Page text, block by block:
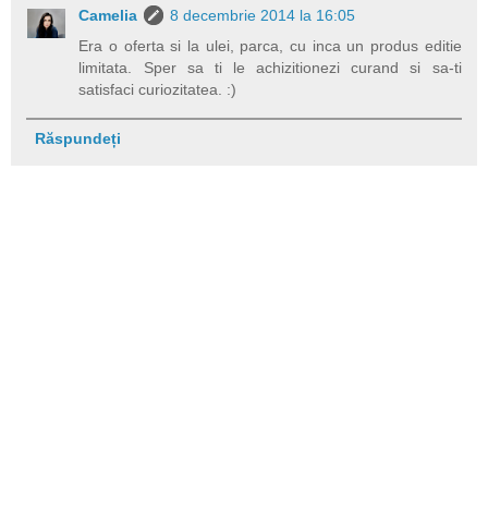
Camelia
8 decembrie 2014 la 16:05
Era o oferta si la ulei, parca, cu inca un produs editie
limitata. Sper sa ti le achizitionezi curand si sa-ti
satisfaci curiozitatea. :)
Răspundeți